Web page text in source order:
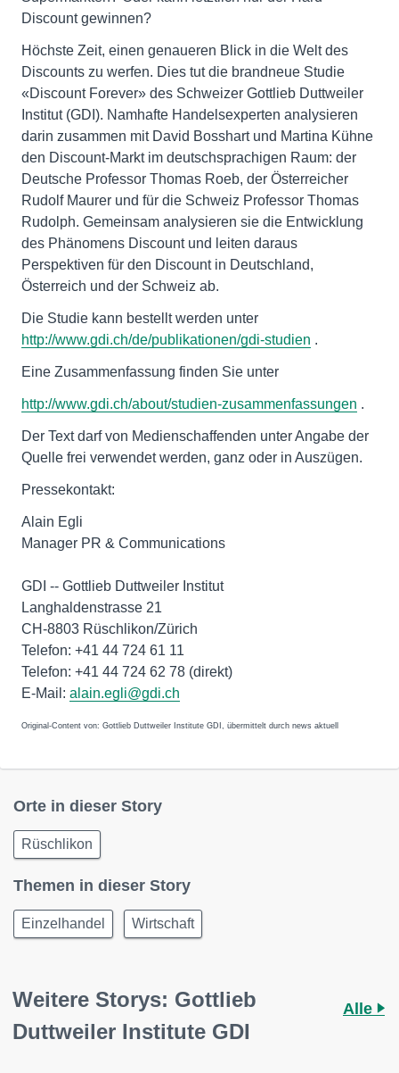
Discount gewinnen?
Höchste Zeit, einen genaueren Blick in die Welt des
Discounts zu werfen. Dies tut die brandneue Studie
«Discount Forever» des Schweizer Gottlieb Duttweiler
Institut (GDI). Namhafte Handelsexperten analysieren
darin zusammen mit David Bosshart und Martina Kühne
den Discount-Markt im deutschsprachigen Raum: der
Deutsche Professor Thomas Roeb, der Österreicher
Rudolf Maurer und für die Schweiz Professor Thomas
Rudolph. Gemeinsam analysieren sie die Entwicklung
des Phänomens Discount und leiten daraus
Perspektiven für den Discount in Deutschland,
Österreich und der Schweiz ab.
Die Studie kann bestellt werden unter
http://www.gdi.ch/de/publikationen/gdi-studien .
Eine Zusammenfassung finden Sie unter
http://www.gdi.ch/about/studien-zusammenfassungen .
Der Text darf von Medienschaffenden unter Angabe der
Quelle frei verwendet werden, ganz oder in Auszügen.
Pressekontakt:
Alain Egli
Manager PR & Communications
GDI -- Gottlieb Duttweiler Institut
Langhaldenstrasse 21
CH-8803 Rüschlikon/Zürich
Telefon: +41 44 724 61 11
Telefon: +41 44 724 62 78 (direkt)
E-Mail: alain.egli@gdi.ch
Original-Content von: Gottlieb Duttweiler Institute GDI, übermittelt durch news aktuell
Orte in dieser Story
Rüschlikon
Themen in dieser Story
Einzelhandel Wirtschaft
Weitere Storys: Gottlieb
Duttweiler Institute GDI
Alle